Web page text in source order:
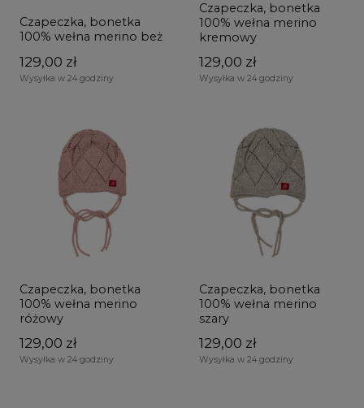
Czapeczka, bonetka
100% wełna merino beż
129,00 zł
Wysyłka w 24 godziny
Czapeczka, bonetka
100% wełna merino
kremowy
129,00 zł
Wysyłka w 24 godziny
Czapeczka, bonetka
100% wełna merino
różowy
129,00 zł
Wysyłka w 24 godziny
Czapeczka, bonetka
100% wełna merino
szary
129,00 zł
Wysyłka w 24 godziny